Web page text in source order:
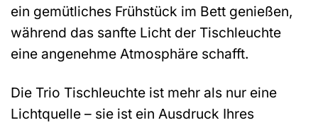
ein gemütliches Frühstück im Bett genießen,
während das sanfte Licht der Tischleuchte
eine angenehme Atmosphäre schafft.
Die Trio Tischleuchte ist mehr als nur eine
Lichtquelle – sie ist ein Ausdruck Ihres